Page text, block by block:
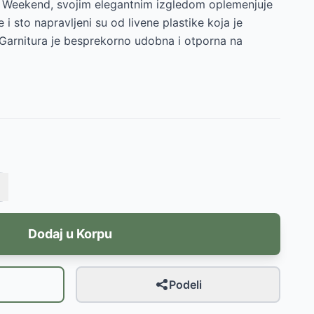
svojim elegantnim izgledom oplemenjuje
sto napravljeni su od livene plastike koja je
je besprekorno udobna i otporna na
Dodaj u Korpu
Podeli